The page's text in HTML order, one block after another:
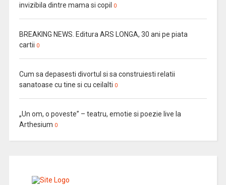
invizibila dintre mama si copil
0
BREAKING NEWS. Editura ARS LONGA, 30 ani pe piata
cartii 0
Cum sa depasesti divortul si sa construiesti relatii
sanatoase cu tine si cu ceilalti 0
„Un om, o poveste” – teatru, emotie si poezie live la
Arthesium 0